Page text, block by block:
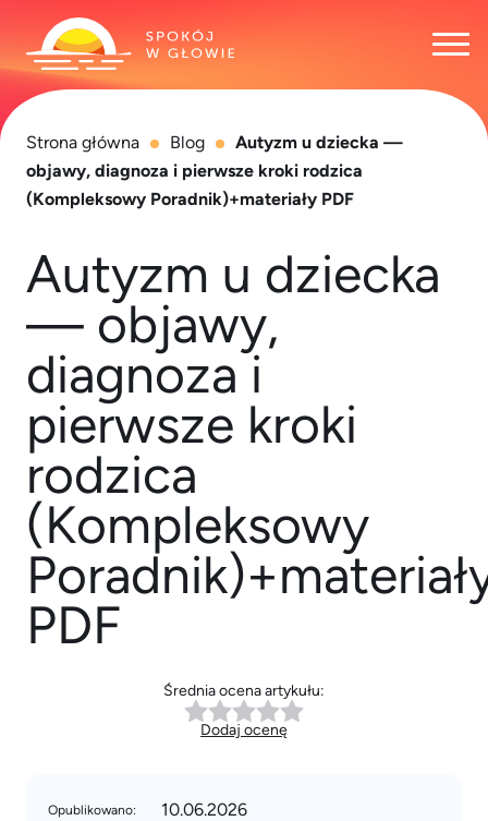
Strona główna Blog
Autyzm u dziecka —
objawy, diagnoza i pierwsze kroki rodzica
(Kompleksowy Poradnik)+materiały PDF
Autyzm u dziecka
— objawy,
diagnoza i
pierwsze kroki
rodzica
(Kompleksowy
PDF
Średnia ocena artykułu:
Dodaj ocenę
Opublikowano: 10.06.2026